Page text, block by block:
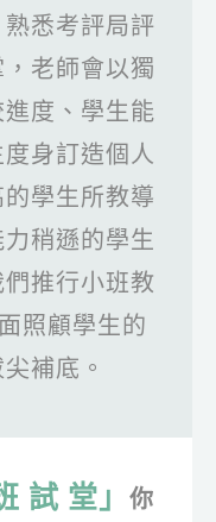
悉考評局評
老師會以獨
度、學生能
身訂造個人
學生所教導
稍遜的學生
推行小班教
照顧學生的
補底。
試 堂」
你